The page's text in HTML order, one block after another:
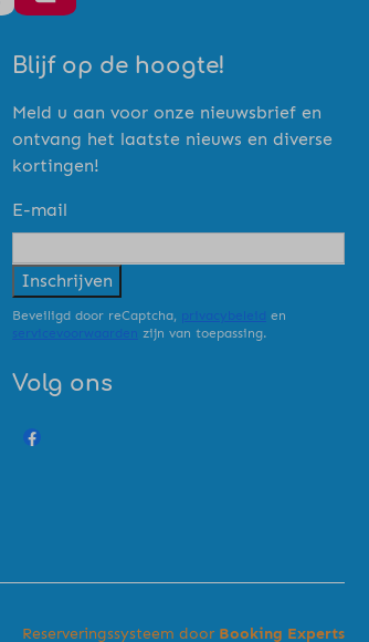
Blijf op de hoogte!
Meld u aan voor onze nieuwsbrief en
ontvang het laatste nieuws en diverse
kortingen!
E-mail
Inschrijven
Beveiligd door reCaptcha, privacybeleid en
servicevoorwaarden zijn van toepassing.
Volg ons
Reserveringssysteem door Booking Experts